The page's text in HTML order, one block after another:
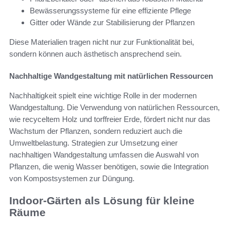
Bewässerungssysteme für eine effiziente Pflege
Gitter oder Wände zur Stabilisierung der Pflanzen
Diese Materialien tragen nicht nur zur Funktionalität bei,
sondern können auch ästhetisch ansprechend sein.
Nachhaltige Wandgestaltung mit natürlichen Ressourcen
Nachhaltigkeit spielt eine wichtige Rolle in der modernen
Wandgestaltung. Die Verwendung von natürlichen Ressourcen,
wie recyceltem Holz und torffreier Erde, fördert nicht nur das
Wachstum der Pflanzen, sondern reduziert auch die
Umweltbelastung. Strategien zur Umsetzung einer
nachhaltigen Wandgestaltung umfassen die Auswahl von
Pflanzen, die wenig Wasser benötigen, sowie die Integration
von Kompostsystemen zur Düngung.
Indoor-Gärten als Lösung für kleine
Räume